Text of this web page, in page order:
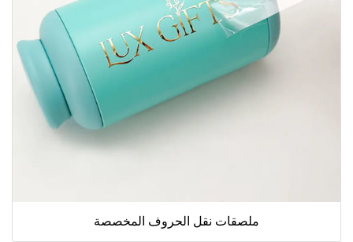
ملصقات نقل الحروف المخصصة